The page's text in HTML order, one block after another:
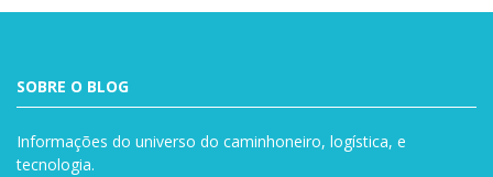
SOBRE O BLOG
Informações do universo do caminhoneiro, logística, e
tecnologia.